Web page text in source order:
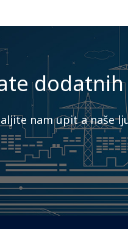
dodatnih
nam upit a naše